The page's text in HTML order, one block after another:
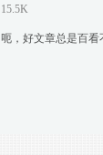
15.5K
呃，好文章总是百